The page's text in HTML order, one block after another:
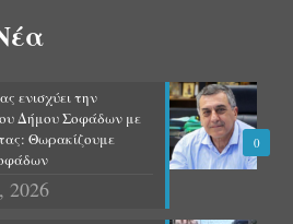
0
ενισχύει την
Δήμου Σοφάδων με
Θωρακίζουμε
2026